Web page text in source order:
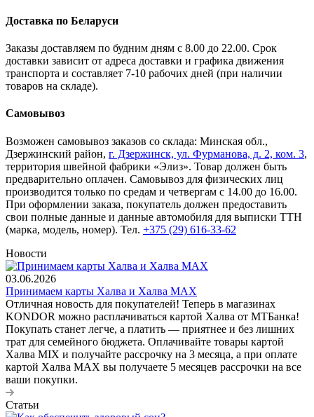
Доставка по Беларуси
Заказы доставляем по будним дням с 8.00 до 22.00. Срок
доставки зависит от адреса доставки и графика движения
транспорта и составляет 7-10 рабочих дней (при наличии
товаров на складе).
Самовывоз
Возможен самовывоз заказов со склада: Минская обл.,
Дзержинский район, г. Дзержинск, ул. Фурманова, д. 2, ком. 3,
территория швейной фабрики «Элиз». Товар должен быть
предварительно оплачен. Самовывоз для физических лиц
производится только по средам и четвергам с 14.00 до 16.00.
При оформлении заказа, покупатель должен предоставить
свои полные данные и данные автомобиля для выписки ТТН
(марка, модель, номер). Тел. +375 (29) 616-33-62
Новости
03.06.2026
Принимаем карты Халва и Халва MАХ
Отличная новость для покупателей! Теперь в магазинах
KONDOR можно расплачиваться картой Халва от МТБанка!
Покупать станет легче, а платить — приятнее и без лишних
трат для семейного бюджета. Оплачивайте товары картой
Халва MIX и получайте рассрочку на 3 месяца, а при оплате
картой Халва MАХ вы получаете 5 месяцев рассрочки на все
ваши покупки.
Статьи